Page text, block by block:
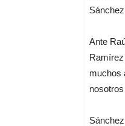
Ante
muchos